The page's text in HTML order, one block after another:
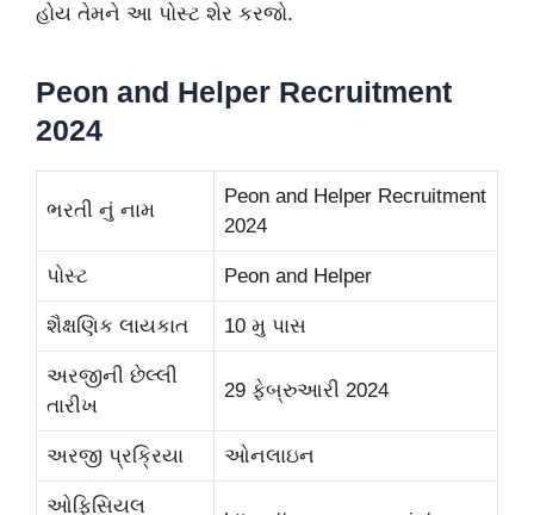
હોય તેમને આ પોસ્ટ શેર કરજો.
Peon and Helper Recruitment
2024
ભરતી નું નામ
Peon and Helper Recruitment
2024
પોસ્ટ Peon and Helper
શૈક્ષણિક લાયકાત 10 મુ પાસ
અરજીની છેલ્લી
તારીખ
29 ફેબ્રુઆરી 2024
અરજી પ્રક્રિયા ઓનલાઇન
ઓફિસિયલ